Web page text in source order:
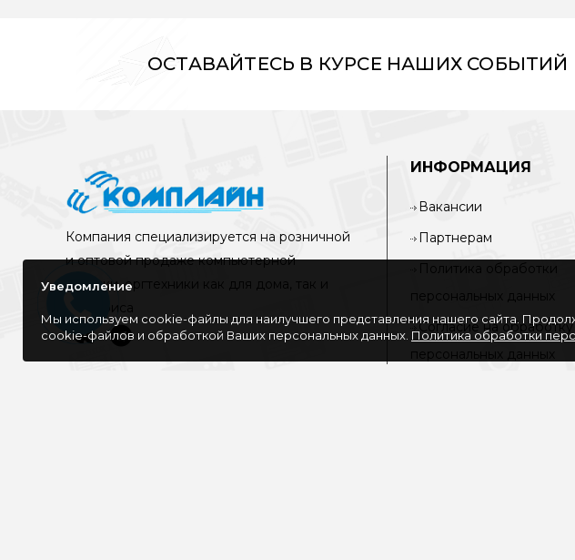
ОСТАВАЙТЕСЬ В КУРСЕ НАШИХ СОБЫТИЙ
Компания специализируется на розничной
и оптовой продаже компьютерной
техники, оргтехники как для дома, так и
для офиса
ИНФОРМАЦИЯ
Вакансии
Партнерам
Политика обработки
персональных данных
Согласие на обработку
персональных данных
Уведомление
Мы используем cookie-файлы для наилучшего представления нашего сайта.
cookie-файлов и обработкой Ваших персональных данных. Политика обработки